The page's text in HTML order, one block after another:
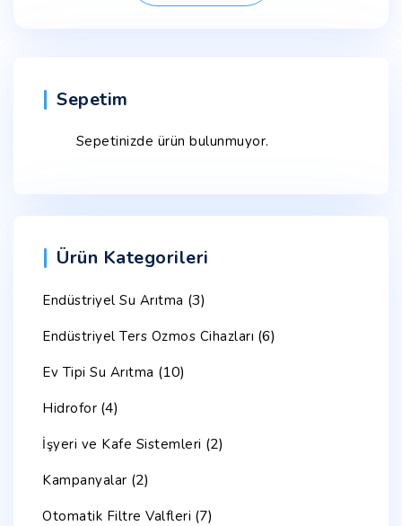
Sepetim
Sepetinizde ürün bulunmuyor.
Ürün Kategorileri
Endüstriyel Su Arıtma (3)
Endüstriyel Ters Ozmos Cihazları (6)
Ev Tipi Su Arıtma (10)
Hidrofor (4)
İşyeri ve Kafe Sistemleri (2)
Kampanyalar (2)
Otomatik Filtre Valfleri (7)